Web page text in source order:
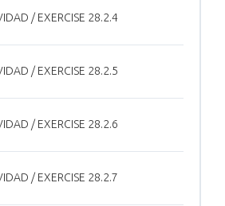
/ EXERCISE 28.2.4
/ EXERCISE 28.2.5
/ EXERCISE 28.2.6
/ EXERCISE 28.2.7